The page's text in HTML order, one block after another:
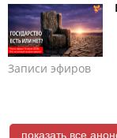
Записи эфиров
показать все